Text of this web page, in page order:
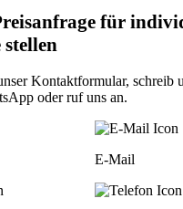
für
stellen
Kontaktformular, schreib
oderruf uns an.
E-Mail